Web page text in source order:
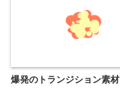
爆発のトランジション素材